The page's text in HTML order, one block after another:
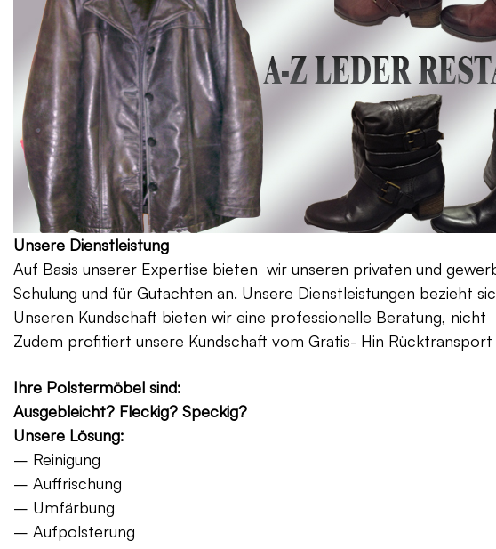
Unsere Dienstleistung
Auf Basis unserer Expertise bieten wir unseren privaten und
Schulung und für Gutachten an. Unsere Dienstleistungen bezieht
Unseren Kundschaft bieten wir eine professionelle Beratung,
Zudem profitiert unsere Kundschaft vom Gratis- Hin
Ihre Polstermöbel sind:
Ausgebleicht? Fleckig? Speckig?
Unsere Lösung:
– Reinigung
– Auffrischung
– Umfärbung
– Aufpolsterung